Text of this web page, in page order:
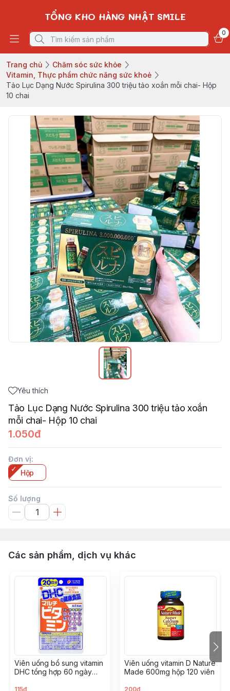
TỔNG KHO HÀNG NHẬT SMILE
0
Trang chủ
Chăm sóc sức khỏe
Vitamin, Thực phẩm chức năng sức khoẻ
Tảo Lục Dạng Nước Spirulina 300 triệu tảo xoắn mỗi chai- Hộp
10 chai
Yêu thích
Tảo Lục Dạng Nước Spirulina 300 triệu tảo xoắn
mỗi chai- Hộp 10 chai
1.050đ
Đơn vị:
Hộp
Số lượng
Các sản phẩm, dịch vụ khác
Viên uống bổ sung vitamin
DHC tổng hợp 60 ngày
115đ
Viên uống vitamin D Nature
Made 600mg hộp 120 viên
200đ